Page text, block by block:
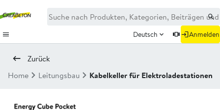
Deutsch Anmelden
Zurück
Home
Leitungsbau Kabelkeller für Elektroladestationen